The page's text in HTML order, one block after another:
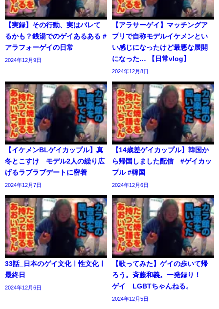
【実録】その行動、実はバレて
るかも？銭湯でのゲイあるある #
アラフォーゲイの日常
2024年12月9日
【アラサーゲイ】マッチングア
プリで自称モデルイケメンとい
い感じになったけど最悪な展開
になった… 【日常vlog】
2024年12月8日
【イケメンBLゲイカップル】真
冬とこすけ モデル2人の繰り広
げるラブラブデートに密着
2024年12月7日
【14歳差ゲイカップル】韓国か
ら帰国しました配信 #ゲイカッ
プル #韓国
2024年12月6日
33話_日本のゲイ文化ㅣ性文化ㅣ
最終日
2024年12月6日
【歌ってみた】ゲイの歩いて帰
ろう。斉藤和義。一発録り！
ゲイ LGBTちゃんねる。
2024年12月5日